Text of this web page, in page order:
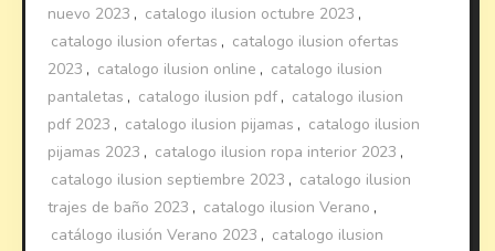
nuevo 2023 , catalogo ilusion octubre 2023 ,
catalogo ilusion ofertas , catalogo ilusion ofertas
2023 , catalogo ilusion online , catalogo ilusion
pantaletas , catalogo ilusion pdf , catalogo ilusion
pdf 2023 , catalogo ilusion pijamas , catalogo ilusion
pijamas 2023 , catalogo ilusion ropa interior 2023 ,
catalogo ilusion septiembre 2023 , catalogo ilusion
trajes de baño 2023 , catalogo ilusion Verano ,
catálogo ilusión Verano 2023 , catalogo ilusion